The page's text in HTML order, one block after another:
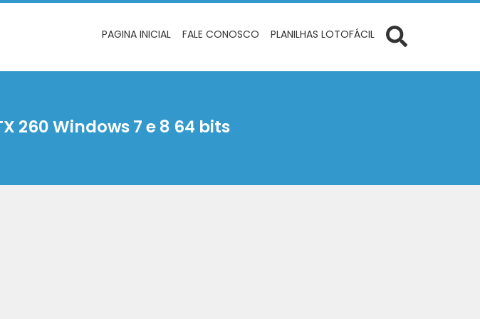
PAGINA INICIAL FALE CONOSCO PLANILHAS LOTOFÁCIL
260 Windows 7 e 8 64 bits